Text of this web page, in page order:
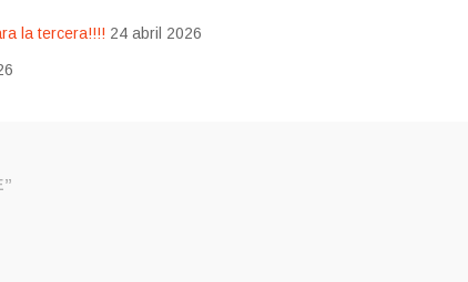
la tercera!!!! 24 abril 2026